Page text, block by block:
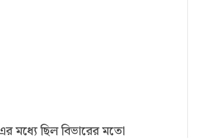
মধ্যে ছিল বিভারের মতো